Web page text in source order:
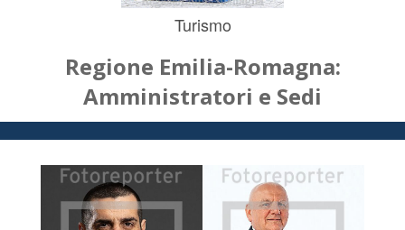
Turismo
Regione Emilia-Romagna:
Amministratori e Sedi